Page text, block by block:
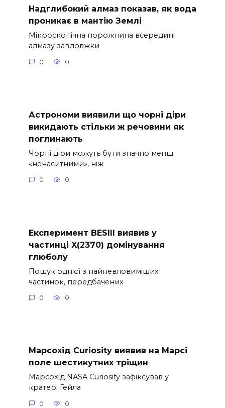
Надглибокий алмаз показав, як вода
проникає в мантію Землі
Мікроскопічна порожнина всередині
алмазу завдовжки
0 0
Астрономи виявили що чорні діри
викидають стільки ж речовини як
поглинають
Чорні діри можуть бути значно менш
«ненаситними», ніж
0 0
Експеримент BESIII виявив у
частинці X(2370) домінування
глюболу
Пошук однієї з найневловиміших
частинок, передбачених
0 0
Марсохід Curiosity виявив на Марсі
поле шестикутних тріщин
Марсохід NASA Curiosity зафіксував у
кратері Гейла
0 0